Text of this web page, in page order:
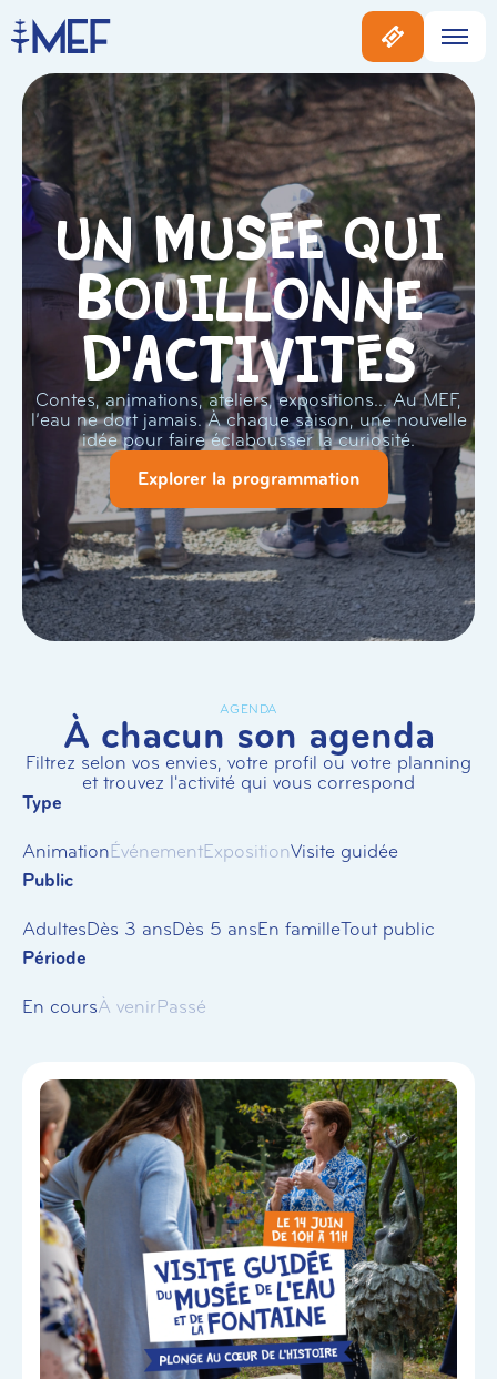
Un musée qui
bouillonne
d'activités
Contes, animations, ateliers, expositions… Au MEF,
l’eau ne dort jamais. À chaque saison, une nouvelle
idée pour faire éclabousser la curiosité.
Explorer la programmation
AGENDA
À chacun son agenda
Filtrez selon vos envies, votre profil ou votre planning
et trouvez l'activité qui vous correspond
Type
AnimationÉvénementExpositionVisite guidée
Public
AdultesDès 3 ansDès 5 ansEn familleTout public
Période
En coursÀ venirPassé